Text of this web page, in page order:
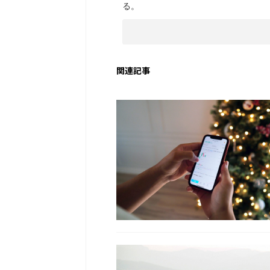
る。
関連記事